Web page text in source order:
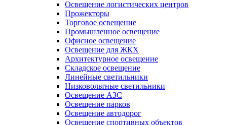
Освещение логистических центров
Прожекторы
Торговое освещение
Промышленное освещение
Офисное освещение
Освещение для ЖКХ
Архитектурное освещение
Складское освещение
Линейные светильники
Низковольтные светильники
Освещение АЗС
Освещение парков
Освещение автодорог
Освещение спортивных объектов